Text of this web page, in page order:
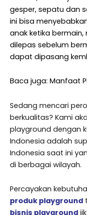
gesper, sepatu dan
ini bisa
anak ketika
dilepas sebelum
dapat dipasang
Baca juga: Manfaat
Sedang mencari
berkualitas? Kami
playground dengan
Indonesia adalah
Indonesia saat ini
di berbagai wilayah.
Percayakan
produk playground
bisnis playground